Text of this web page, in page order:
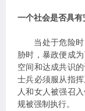
一个社会是否具有
当处于危险时
胁时，暴政便成
空间和达成共识
士兵必须服从指
人和女人被强召
规被强制执行。